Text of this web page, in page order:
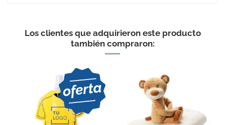
EXCELLENT
Libreta con pegatinas de
animales
Los clientes que adquirieron este producto
también compraron: